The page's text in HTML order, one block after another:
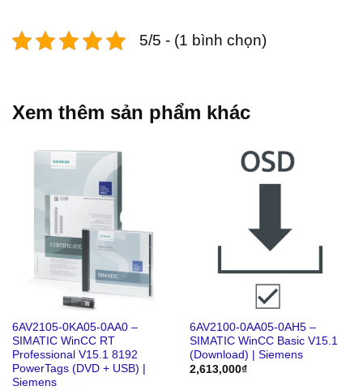
5/5 - (1 bình chọn)
Xem thêm sản phẩm khác
6AV2105-0KA05-0AA0 –
SIMATIC WinCC RT
Professional V15.1 8192
PowerTags (DVD + USB) |
Siemens
6AV2100-0AA05-0AH5 –
SIMATIC WinCC Basic V15.1
(Download) | Siemens
2,613,000₫